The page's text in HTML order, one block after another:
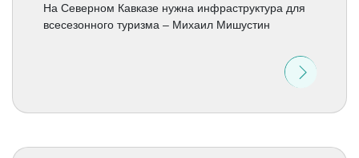
На Северном Кавказе нужна инфраструктура для
всесезонного туризма – Михаил Мишустин